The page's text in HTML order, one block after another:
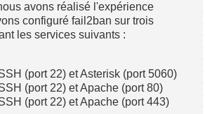
avons réalisé l'expérience
configuré fail2ban sur trois
les services suivants :
(port 22) et Asterisk (port 5060)
(port 22) et Apache (port 80)
(port 22) et Apache (port 443)